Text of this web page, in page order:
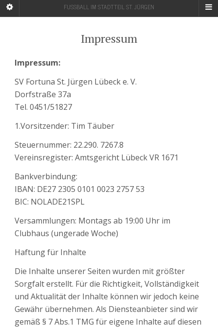
FUSSBALL IM STADTTEIL ST. JÜRGEN
Impressum
Impressum:
SV Fortuna St. Jürgen Lübeck e. V.
Dorfstraße 37a
Tel. 0451/51827
1.Vorsitzender: Tim Täuber
Steuernummer: 22.290. 7267.8
Vereinsregister: Amtsgericht Lübeck VR 1671
Bankverbindung:
IBAN: DE27 2305 0101 0023 2757 53
BIC: NOLADE21SPL
Versammlungen: Montags ab 19:00 Uhr im
Clubhaus (ungerade Woche)
Haftung für Inhalte
Die Inhalte unserer Seiten wurden mit größter
Sorgfalt erstellt. Für die Richtigkeit, Vollständigkeit
und Aktualität der Inhalte können wir jedoch keine
Gewähr übernehmen. Als Diensteanbieter sind wir
gemäß § 7 Abs.1 TMG für eigene Inhalte auf diesen